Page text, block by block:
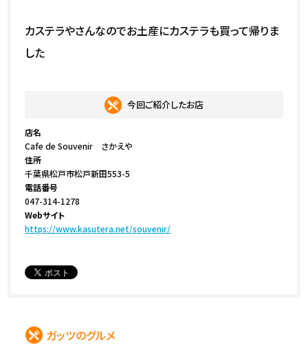
カステラやさんなのでお土産にカステラも買って帰りま
した
今回ご紹介したお店
店名
Cafe de Souvenir さかえや
住所
千葉県松戸市松戸新田553-5
電話番号
047-314-1278
Webサイト
https://www.kasutera.net/souvenir/
ガッツのグルメ